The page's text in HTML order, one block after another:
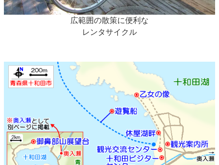
広範囲の散策に便利な
レンタサイクル